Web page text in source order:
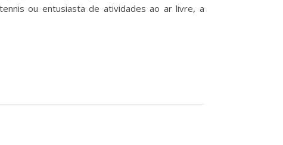
ou entusiasta de atividades ao ar livre, a